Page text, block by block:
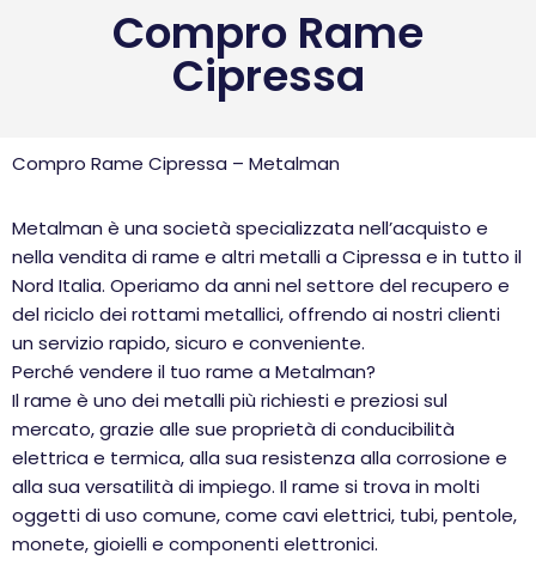
Compro Rame
Cipressa
Compro Rame Cipressa – Metalman
Metalman è una società specializzata nell’acquisto e
nella vendita di rame e altri metalli a Cipressa e in tutto il
Nord Italia. Operiamo da anni nel settore del recupero e
del riciclo dei rottami metallici, offrendo ai nostri clienti
un servizio rapido, sicuro e conveniente.
Perché vendere il tuo rame a Metalman?
Il rame è uno dei metalli più richiesti e preziosi sul
mercato, grazie alle sue proprietà di conducibilità
elettrica e termica, alla sua resistenza alla corrosione e
alla sua versatilità di impiego. Il rame si trova in molti
oggetti di uso comune, come cavi elettrici, tubi, pentole,
monete, gioielli e componenti elettronici.